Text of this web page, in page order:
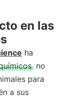
en las
ha
no
para
a sus